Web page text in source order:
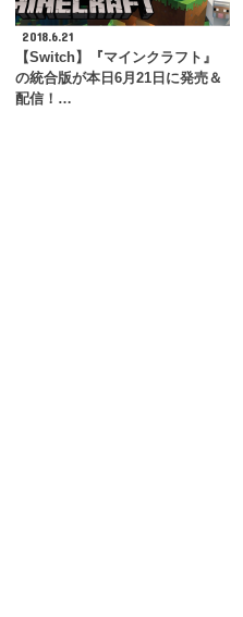
2018.6.21
【Switch】『マインクラフト』
の統合版が本日6月21日に発売＆
配信！…